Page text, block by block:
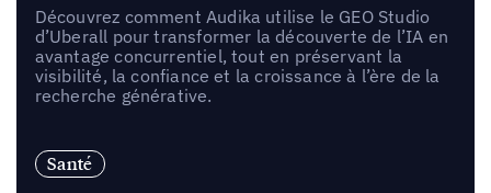
Découvrez comment Audika utilise le GEO Studio
d’Uberall pour transformer la découverte de l’IA en
avantage concurrentiel, tout en préservant la
visibilité, la confiance et la croissance à l’ère de la
recherche générative.
Santé